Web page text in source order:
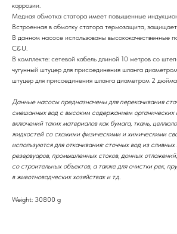
коррозии.
Медная обмотка статора имеет повышенные
Встроенная в обмотку статора термозащита,
В данном насосе использованы высококачественные
C&U.
В комплекте: сетевой кабель длиной 10 метров со
чугунный штуцер для присоединения шланга
штуцер для присоединения шланга диаметром 2
Данные насосы предназначены для перекачивания
смешанных вод с высоким содержанием органических
включений таких материалов как бумага, ткань,
жидкостей со схожими физическими и химическими
используются для откачивания: сточных вод из
резервуаров, промышленных стоков, донных
со строительных объектов, а также для очистки рек,
в животноводческих хозяйствах и т.д.
Weight: 30800 g